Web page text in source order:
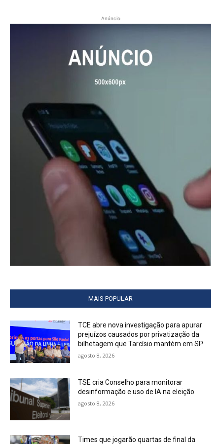
Anúncio
MAIS POPULAR
TCE abre nova investigação para apurar
prejuízos causados por privatização da
bilhetagem que Tarcísio mantém em SP
agosto 8, 2026
TSE cria Conselho para monitorar
desinformação e uso de IA na eleição
agosto 8, 2026
Times que jogarão quartas de final da